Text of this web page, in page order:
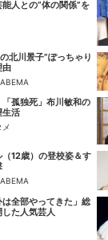
人との“体の関係”を
北川景子”ぽっちゃり
由
「孤独死」布川敏和の
生活
12歳）の登校姿＆す
は全部やってきた」総
た人気芸人